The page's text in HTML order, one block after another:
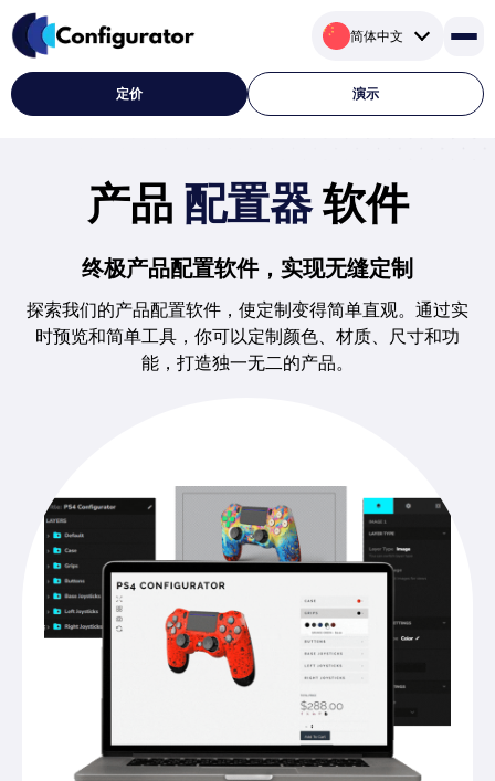
转
内
简体中文
定价 演示
产品 配置器软件
终极产品配置软件，实现无缝定制
探索我们的产品配置软件，使定制变得简单直观。通过实
时预览和简单工具，你可以定制颜色、材质、尺寸和功
能，打造独一无二的产品。